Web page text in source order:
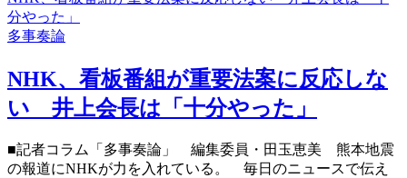
分やった」
多事奏論
NHK、看板番組が重要法案に反応しな
い 井上会長は「十分やった」
■記者コラム「多事奏論」 編集委員・田玉恵美 熊本地震
の報道にNHKが力を入れている。 毎日のニュースで伝え